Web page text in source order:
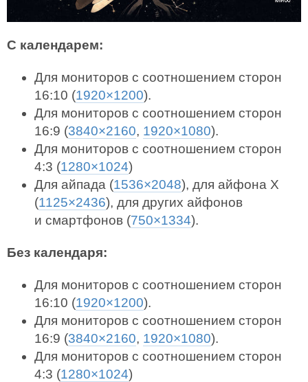
С календарем:
Для мониторов с соотношением сторон
16:10 (1920×1200).
Для мониторов с соотношением сторон
16:9 (3840×2160, 1920×1080).
Для мониторов с соотношением сторон
4:3 (1280×1024)
Для айпада (1536×2048), для айфона X
(1125×2436), для других айфонов
и смартфонов (750×1334).
Без календаря:
Для мониторов с соотношением сторон
16:10 (1920×1200).
Для мониторов с соотношением сторон
16:9 (3840×2160, 1920×1080).
Для мониторов с соотношением сторон
4:3 (1280×1024)